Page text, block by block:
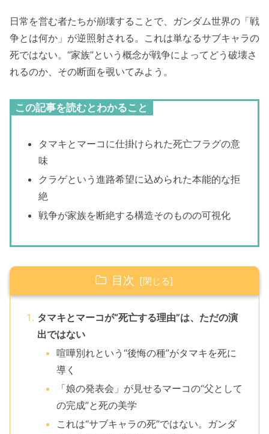
日常を営む者たちが崩壊することで、ガンダム世界の「戦
争とは何か」が逆照射される。これは単なるサブキャラの
死ではない。“家族”という概念が戦争によってどう破壊さ
れるのか、その断面を覗いてみよう。
この記事を読むとわかること
タマキとマーコに仕掛けられた死亡フラグの意
味
クラゲという進路希望に込められた本能的な拒
絶
戦争が家族を断絶する構造そのものの可視化
目次
タマキとマーコが“死亡する理由”は、ただの演
出ではない
喧嘩別れという“後悔の種”がタマキを死に
導く
「娘の発表会」が見せるマーコの“父として
の完成”と死の美学
これは“サブキャラの死”ではない。ガンダ